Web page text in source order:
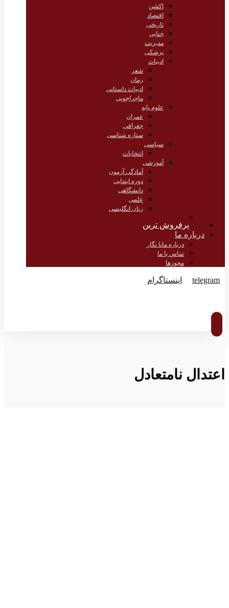
اکشن
اقتصاد
تاریخی
جنایی
مدیریت
پزشکی
ادبیات
شعر
رمان
ادبیات داستانی
ماجراجویی
علوم پایه
عمران
جغرافی
ستاره شناسی
سیاسی
انتخابات
آموزشی
آمادگی آزمون
دوره ابتدایی
دانشگاهی
علمی
زبان انگلیسی
پرفروش ترین
درباره ما
درباره مانا نگار
تماس با ما
مجوزها
telegram
اینستاگرام
اعتدال نامتعادل